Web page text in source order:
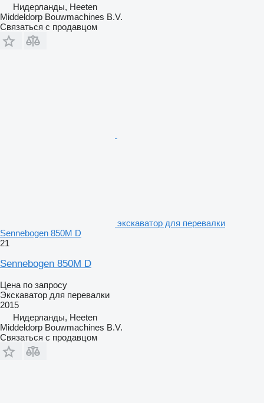
Нидерланды, Heeten
Middeldorp Bouwmachines B.V.
Связаться с продавцом
экскаватор для перевалки
Sennebogen 850M D
21
Sennebogen 850M D
Цена по запросу
Экскаватор для перевалки
2015
Нидерланды, Heeten
Middeldorp Bouwmachines B.V.
Связаться с продавцом